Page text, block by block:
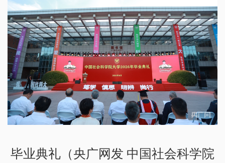
毕业典礼（央广网发 中国社会科学院